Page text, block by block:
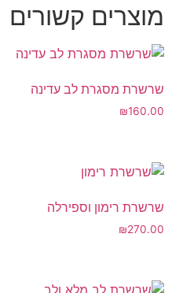
מוצרים קשורים
שרשרת מסגרת לב עדינה
₪160.00
שרשרת רימון וספירלה
₪270.00